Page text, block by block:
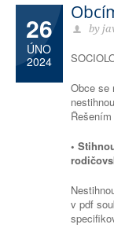
26
ÚNO
2024
by
Obce se
•
v pdf